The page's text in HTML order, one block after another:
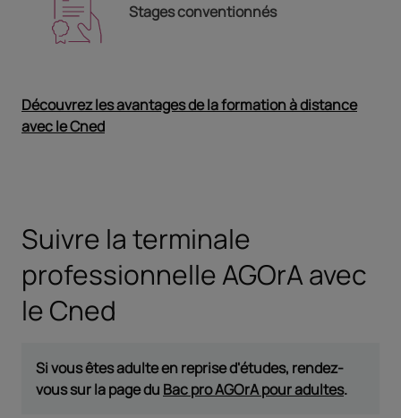
Stages conventionnés
Découvrez les avantages de la formation à distance
avec le Cned
Suivre la terminale
professionnelle AGOrA avec
le Cned
Si vous êtes adulte en reprise d'études, rendez-
vous sur la page du Bac pro AGOrA pour adultes.